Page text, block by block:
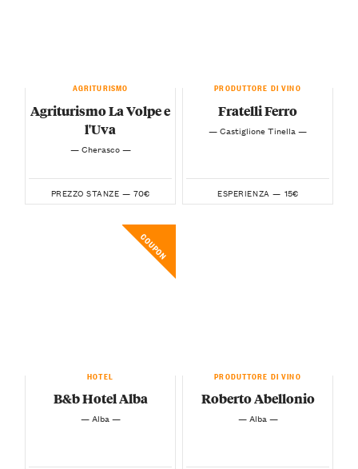
AGRITURISMO
Agriturismo La Volpe e
l'Uva
— Cherasco —
PREZZO STANZE — 70€
PRODUTTORE DI VINO
Fratelli Ferro
— Castiglione Tinella —
ESPERIENZA — 15€
COUPON
HOTEL
B&b Hotel Alba
— Alba —
PRODUTTORE DI VINO
Roberto Abellonio
— Alba —